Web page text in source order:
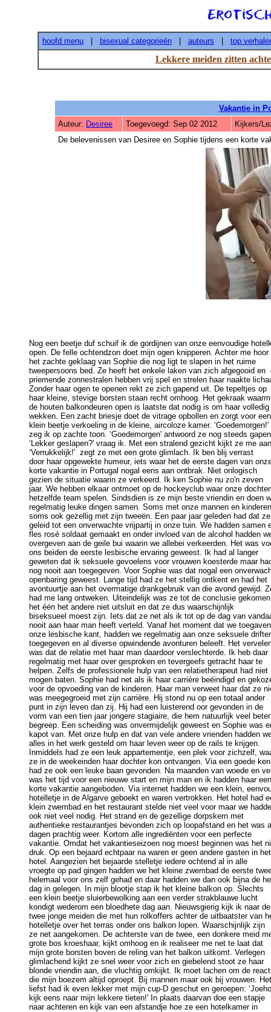
hoofd menu| bisexual categorieën| auteurs top
Lekkere meiden zitten
Vakantie in
Auteur: Desiree Toegevoegd: Sep 02 2012
Kijkers/
De belevenissen van Desiree en Sophie tijdens een korte
Nog een beetje duf schuif ik de gordijnen van onze eenvoudige
open. De felle ochtendzon doet mijn ogen knipperen. Achter me
het zachte geklaag van Sophie die nog ligt te slapen in het ruime
tweepersoons bed. Ze heeft het enkele laken van zich afgegooid en
priemende zonnestralen hebben vrij spel en strelen haar naakte
Zonder haar ogen te openen rekt ze zich gapend uit. De tepeltjes op
haar kleine, stevige borsten staan recht omhoog. Het gekraak
de houten balkondeuren open is laatste dat nodig is om haar
wekken. Een zacht briesje doet de vitrage opbollen en zorgt voor
klein beetje verkoeling in de kleine, aircoloze kamer. ‘Goedemorgen!'
zeg ik op zachte toon. ‘Goedemorgen' antwoord ze nog steeds
‘Lekker geslapen?' vraag ik. Met een stralend gezicht kijkt ze me
‘Verrukkelijk!'  zegt ze met een grote glimlach. Ik ben blij verrast
door haar opgewekte humeur, iets waar het de eerste dagen van
korte vakantie in Portugal nogal eens aan ontbrak. Niet onlogisch
gezien de situatie waarin ze verkeerd. Ik ken Sophie nu zo'n zeven
jaar. We hebben elkaar ontmoet op de hockeyclub waar onze
hetzelfde team spelen. Sindsdien is ze mijn beste vriendin en doen
regelmatig leuke dingen samen. Soms met onze mannen en
soms ook gezellig met zijn tweeën. Een paar jaar geleden had dat
geleid tot een onverwachte vrijpartij in onze tuin. We hadden samen
fles rosé soldaat gemaakt en onder invloed van de alcohol hadden
overgeven aan de geile bui waarin we allebei verkeerden. Het was
ons beiden de eerste lesbische ervaring geweest. Ik had al langer
geweten dat ik seksuele gevoelens voor vrouwen koesterde maar
nog nooit aan toegegeven. Voor Sophie was dat nogal een
openbaring geweest. Lange tijd had ze het stellig ontkent en had het
avontuurtje aan het overmatige drankgebruik van die avond gewijd.
had me lang ontweken. Uiteindelijk was ze tot de conclusie
het één het andere niet uitsluit en dat ze dus waarschijnlijk
biseksueel moest zijn. Iets dat ze net als ik tot op de dag van
nooit aan haar man heeft verteld. Vanaf het moment dat we
onze lesbische kant, hadden we regelmatig aan onze seksuele
toegegeven en al diverse opwindende avonturen beleeft. Het
was dat de relatie met haar man daardoor verslechterde. Ik heb daar
regelmatig met haar over gesproken en tevergeefs getracht haar te
helpen. Zelfs de professionele hulp van een relatietherapeut had niet
mogen baten. Sophie had net als ik haar carrière beëindigd en
voor de opvoeding van de kinderen. Haar man verweet haar dat ze
was meegegroeid met zijn carrière. Hij stond nu op een totaal ander
punt in zijn leven dan zij. Hij had een luisterend oor gevonden in de
vorm van een tien jaar jongere stagiaire, die hem natuurlijk veel
begreep. Een scheiding was onvermijdelijk geweest en Sophie was
kapot van. Met onze hulp en dat van vele andere vrienden hadden
alles in het werk gesteld om haar leven weer op de rails te krijgen.
Inmiddels had ze een leuk appartementje, een plek voor zichzelf,
ze in de weekeinden haar dochter kon ontvangen. Via een goede
had ze ook een leuke baan gevonden. Na maanden van woede en
was het tijd voor een nieuwe start en mijn man en ik hadden haar
korte vakantie aangeboden. Via internet hadden we een klein,
hotelletje in de Algarve geboekt en waren vertrokken. Het hotel had
klein zwembad en het restaurant stelde niet veel voor maar we
ook niet veel nodig. Het strand en de gezellige dorpskern met
authentieke restaurantjes bevonden zich op loopafstand en het was
dagen prachtig weer. Kortom alle ingrediënten voor een perfecte
vakantie. Omdat het vakantieseizoen nog moest beginnen was het
druk. Op een bejaard echtpaar na waren er geen andere gasten in
hotel. Aangezien het bejaarde stelletje iedere ochtend al in alle
vroegte op pad gingen hadden we het kleine zwembad de eerste
helemaal voor ons zelf gehad en daar hadden we dan ook bijna de
dag in gelegen. In mijn blootje stap ik het kleine balkon op. Slechts
een klein beetje sluierbewolking aan een verder strakblauwe lucht
kondigt wederom een bloedhete dag aan. Nieuwsgierig kijk ik naar
twee jonge meiden die met hun rolkoffers achter de uitbaatster van
hotelletje over het terras onder ons balkon lopen. Waarschijnlijk zijn
ze net aangekomen. De achterste van de twee, een donkere meid
grote bos kroeshaar, kijkt omhoog en ik realiseer me net te laat dat
mijn grote borsten boven de reling van het balkon uitkomt. Verlegen
glimlachend kijkt ze snel weer voor zich en giebelend stoot ze haar
blonde vriendin aan, die vluchtig omkijkt. Ik moet lachen om de
die mijn boezem altijd oproept. Bij mannen maar ook bij vrouwen.
liefst had ik even lekker met mijn cup-D geschut en geroepen:
kijk eens naar mijn lekkere tieten!' In plaats daarvan doe een stapje
naar achteren en kijk van een afstandje hoe ze een hotelkamer in